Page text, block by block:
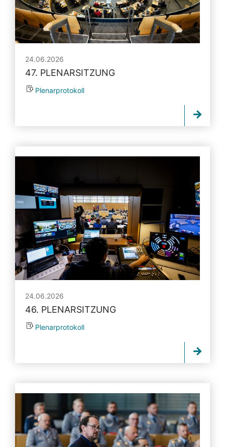
24.06.2026
47. PLENARSITZUNG
Plenarprotokoll
24.06.2026
46. PLENARSITZUNG
Plenarprotokoll